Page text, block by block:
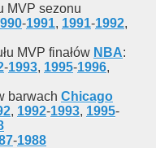
MVP sezonu
-1991, 1991-1992,
MVP finałów NBA:
-1993, 1995-1996,
barwach Chicago
, 1992-1993, 1995-
-1988